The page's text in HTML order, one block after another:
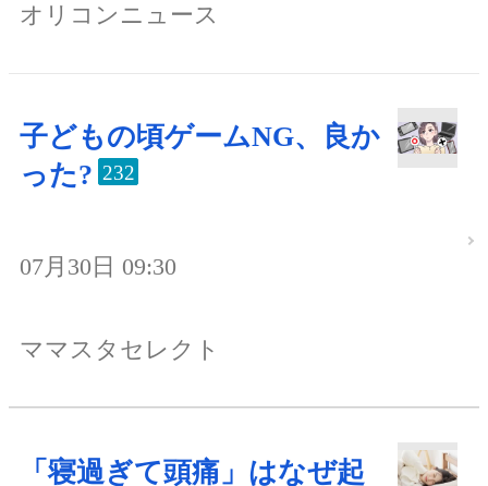
オリコンニュース
子どもの頃ゲームNG、良か
った? 232
07月30日 09:30
ママスタセレクト
「寝過ぎて頭痛」はなぜ起